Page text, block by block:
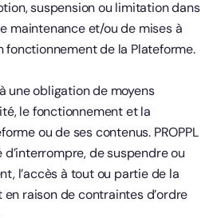
suspension ou limitation dans
maintenance et/ou de mises à
fonctionnement de la Plateforme.
une obligation de moyens
le fonctionnement et la
ou de ses contenus. PROPPL
de suspendre ou
l’accès à tout ou partie de la
raison de contraintes d’ordre